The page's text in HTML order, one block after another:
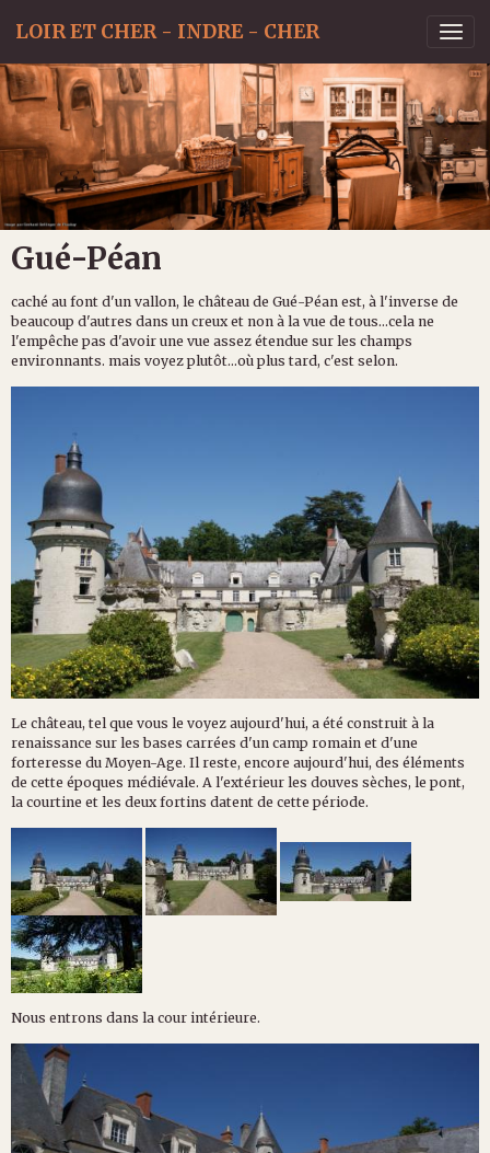
LOIR ET CHER - INDRE - CHER
Gué-Péan
caché au font d'un vallon, le château de Gué-Péan est, à l'inverse de
beaucoup d'autres dans un creux et non à la vue de tous...cela ne
l'empêche pas d'avoir une vue assez étendue sur les champs
environnants. mais voyez plutôt...où plus tard, c'est selon.
Le château, tel que vous le voyez aujourd'hui, a été construit à la
renaissance sur les bases carrées d'un camp romain et d'une
forteresse du Moyen-Age. Il reste, encore aujourd'hui, des éléments
de cette époques médiévale. A l'extérieur les douves sèches, le pont,
la courtine et les deux fortins datent de cette période.
Nous entrons dans la cour intérieure.